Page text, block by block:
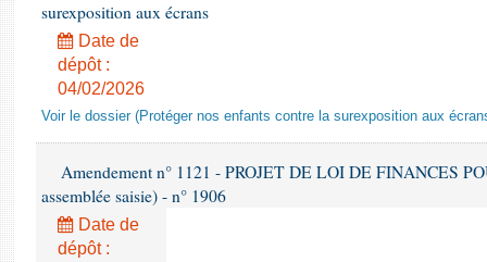
surexposition aux écrans
Date de
dépôt :
04/02/2026
Voir le dossier (Protéger nos enfants contre la surexposition aux
Amendement n° 1121 - PROJET DE LOI DE FINANCES
assemblée saisie) - n° 1906
Date de
dépôt :